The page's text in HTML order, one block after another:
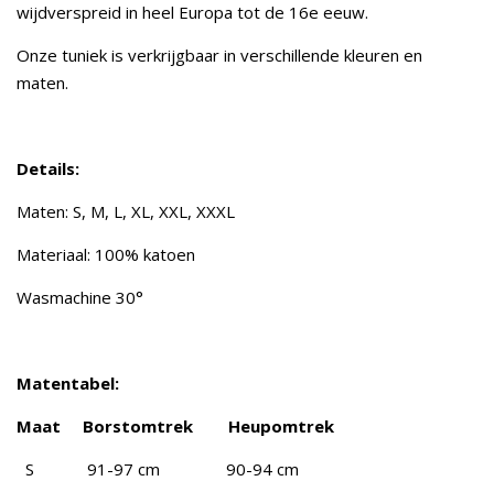
wijdverspreid in heel Europa tot de 16e eeuw.
Onze tuniek is verkrijgbaar in verschillende kleuren en
maten.
Details:
Maten: S, M, L, XL, XXL, XXXL
Materiaal: 100% katoen
Wasmachine 30°
Matentabel:
Maat Borstomtrek Heupomtrek
S 91-97 cm 90-94 cm